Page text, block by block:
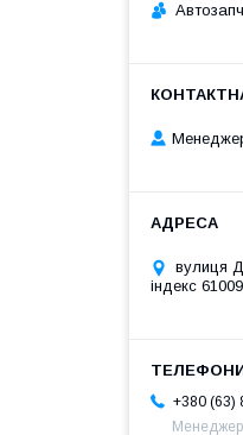
вулиця
індекс
+380 (63)
Менеджер